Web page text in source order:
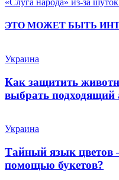
ЭТО МОЖЕТ БЫТЬ
Украина
Как защитить
выбрать подходящий
Украина
Тайный язык цветов
помощью букетов?